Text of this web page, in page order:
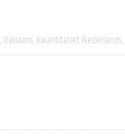
Italiaans Kwantitatief Nederlands